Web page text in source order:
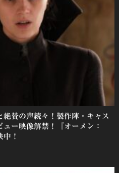
絶賛の声続々！製作陣・キャス
ュー映像解禁！『オーメン：
！